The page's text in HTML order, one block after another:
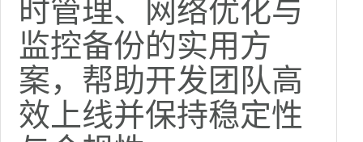
时管理、网络优化与
监控备份的实用方
案，帮助开发团队高
效上线并保持稳定性